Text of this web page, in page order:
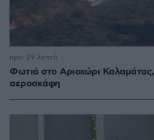
Φωτιά στο Αριοχώρι
αεροσκάφη
πριν 29 λεπτά